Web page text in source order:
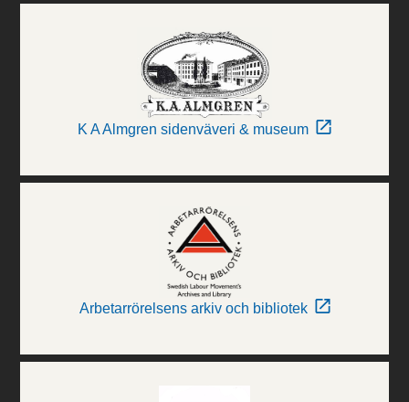
K A Almgren sidenväveri & museum
Arbetarrörelsens arkiv och bibliotek